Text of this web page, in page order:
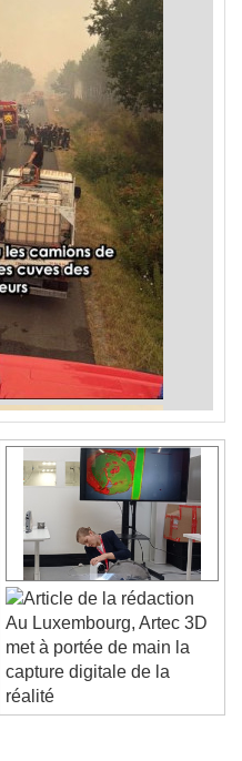
Au Luxembourg, Artec 3D
met à portée de main la
capture digitale de la
réalité